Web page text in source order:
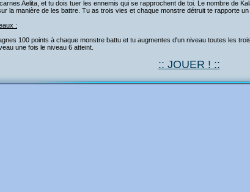
Aelita, et tu dois tuer les ennemis qui se rapprochent de toi. Le nombre de
la manière de les battre. Tu as trois vies et chaque monstre détruit te rapporte un
:
100 points à chaque monstre battu et tu augmentes d'un niveau toutes les
une fois le niveau 6 atteint.
:: JOUER ! ::